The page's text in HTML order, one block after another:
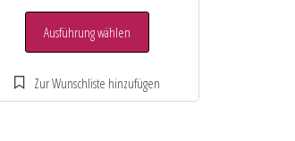
Ausführung wählen